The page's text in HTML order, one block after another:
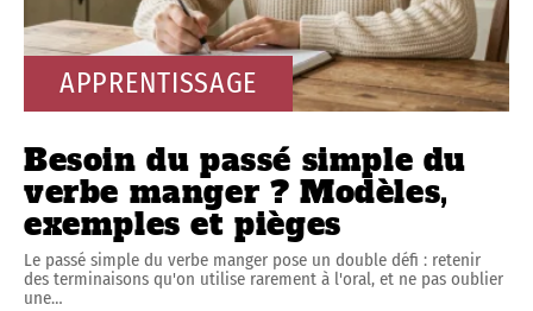
APPRENTISSAGE
Besoin du passé simple du
verbe manger ? Modèles,
exemples et pièges
Le passé simple du verbe manger pose un double défi : retenir
des terminaisons qu'on utilise rarement à l'oral, et ne pas oublier
une…